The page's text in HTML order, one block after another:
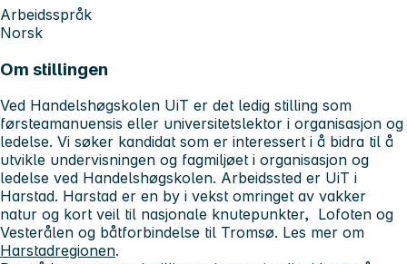
Arbeidsspråk
Norsk
Om stillingen
Ved Handelshøgskolen UiT er det ledig stilling som
førsteamanuensis eller universitetslektor i organisasjon og
ledelse. Vi søker kandidat som er interessert i å bidra til å
utvikle undervisningen og fagmiljøet i organisasjon og
ledelse ved Handelshøgskolen. Arbeidssted er UiT i
Harstad. Harstad er en by i vekst omringet av vakker
natur og kort veil til nasjonale knutepunkter, Lofoten og
Vesterålen og båtforbindelse til Tromsø. Les mer om
Harstadregionen.